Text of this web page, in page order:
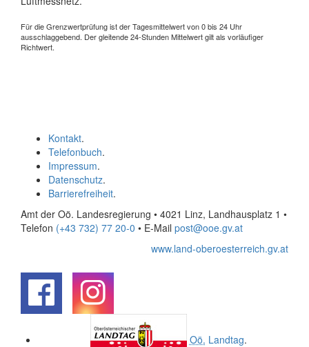
Für die Grenzwertprüfung ist der Tagesmittelwert von 0 bis 24 Uhr
ausschlaggebend. Der gleitende 24-Stunden Mittelwert gilt als vorläufiger
Richtwert.
Kontakt.
Telefonbuch.
Impressum.
Datenschutz.
Barrierefreiheit.
Amt der Oö. Landesregierung • 4021 Linz, Landhausplatz 1 •
Telefon (+43 732) 77 20-0 • E-Mail post@ooe.gv.at
www.land-oberoesterreich.gv.at
Oö. Landtag.